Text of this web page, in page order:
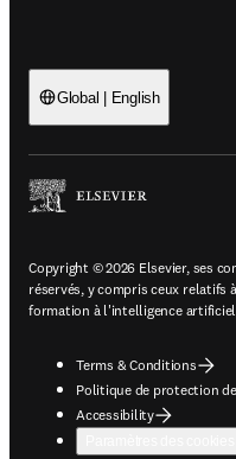
Global | English
Copyright © 2026 Elsevier, ses
réservés, y compris ceux relatifs
formation à l'intelligence
Terms & Conditions
Politique de protection
Accessibility